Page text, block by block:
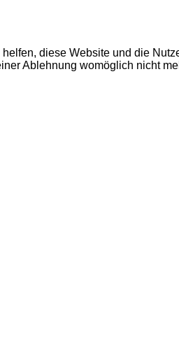
diese Website und die
Ablehnung womöglich nicht